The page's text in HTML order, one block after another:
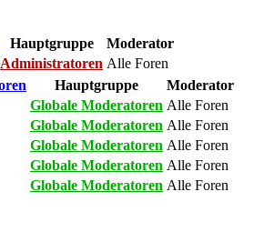
Hauptgruppe
Moderator
Administratoren Alle Foren
Hauptgruppe
Moderator
Globale Moderatoren Alle Foren
Globale Moderatoren Alle Foren
Globale Moderatoren Alle Foren
Globale Moderatoren Alle Foren
Globale Moderatoren Alle Foren